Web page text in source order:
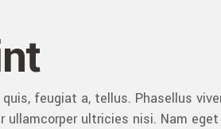
feugiat a, tellus. Phasellus
ullamcorper ultricies nisi. Nam